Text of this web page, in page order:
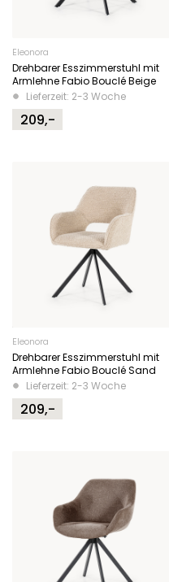
Eleonora
Drehbarer Esszimmerstuhl mit
Armlehne Fabio Bouclé Beige
Lieferzeit: 2-3 Woche
209,-
Eleonora
Drehbarer Esszimmerstuhl mit
Armlehne Fabio Bouclé Sand
Lieferzeit: 2-3 Woche
209,-